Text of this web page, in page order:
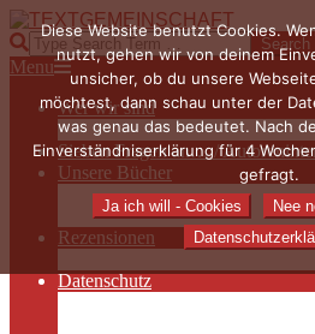
Skip
to
content
TEXTGEMEINSCHAFT
Search
Primary
Navigation
Menu
Menu
Wer wir sind
Die Hauptakteurinnen
Sieben Fragen an… /
Unsere Bücher
Autorenservices
Autorenprofile
Rezensionen
Datenschutz
Diese Website benutzt Cookies.
nutzt, gehen wir von deinem
unsicher, ob du unsere
möchtest, dann schau unter der
was genau das bedeutet. Nach
Einverständniserklärung für 4
gefragt.
Ja ich will - Cookies
Nee